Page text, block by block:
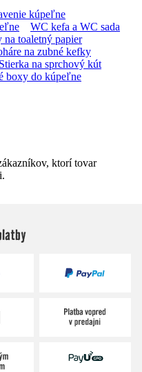
kúpeľne
WC kefa a WC sada
na toaletný papier
na zubné kefky
Stierka na sprchový kút
boxy do kúpeľne
ktorí tovar